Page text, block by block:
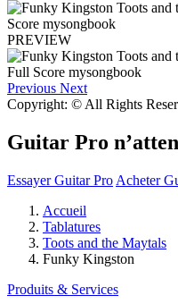
PREVIEW
Previous Next
Copyright: © All Rights
Guitar Pro
Essayer Guitar Pro Acheter
Accueil
Tablatures
Toots and the Maytals
Funky Kingston
Produits & Services